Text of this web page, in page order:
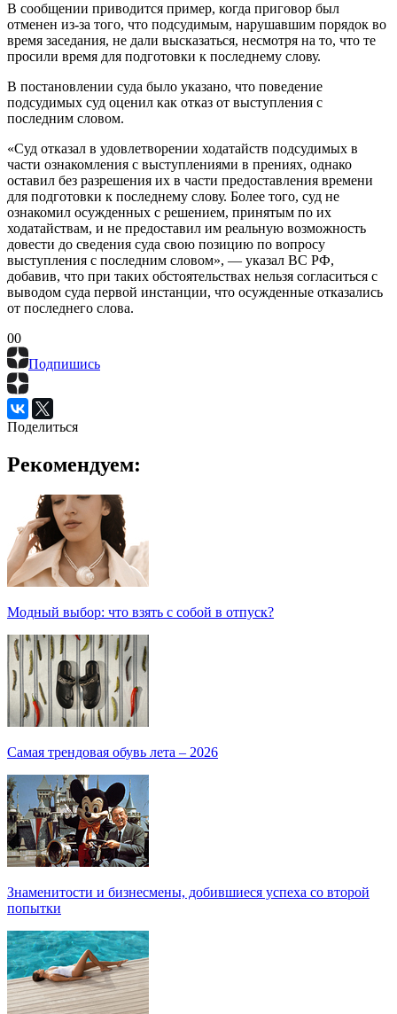
В сообщении приводится пример, когда приговор был
отменен из-за того, что подсудимым, нарушавшим порядок во
время заседания, не дали высказаться, несмотря на то, что те
просили время для подготовки к последнему слову.
В постановлении суда было указано, что поведение
подсудимых суд оценил как отказ от выступления с
последним словом.
«Суд отказал в удовлетворении ходатайств подсудимых в
части ознакомления с выступлениями в прениях, однако
оставил без разрешения их в части предоставления времени
для подготовки к последнему слову. Более того, суд не
ознакомил осужденных с решением, принятым по их
ходатайствам, и не предоставил им реальную возможность
довести до сведения суда свою позицию по вопросу
выступления с последним словом», — указал ВС РФ,
добавив, что при таких обстоятельствах нельзя согласиться с
выводом суда первой инстанции, что осужденные отказались
от последнего слова.
00
Подпишись
Поделиться
Рекомендуем:
Модный выбор: что взять с собой в отпуск?
Самая трендовая обувь лета – 2026
Знаменитости и бизнесмены, добившиеся успеха со второй
попытки